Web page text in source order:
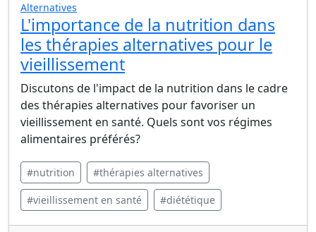
Alternatives
L'importance de la nutrition dans
les thérapies alternatives pour le
vieillissement
Discutons de l'impact de la nutrition dans le cadre
des thérapies alternatives pour favoriser un
vieillissement en santé. Quels sont vos régimes
alimentaires préférés?
#nutrition #thérapies alternatives
#vieillissement en santé #diététique